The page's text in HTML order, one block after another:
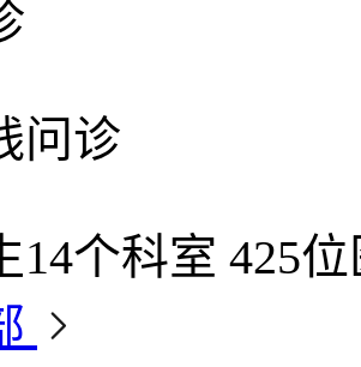
问诊
14个科室 425